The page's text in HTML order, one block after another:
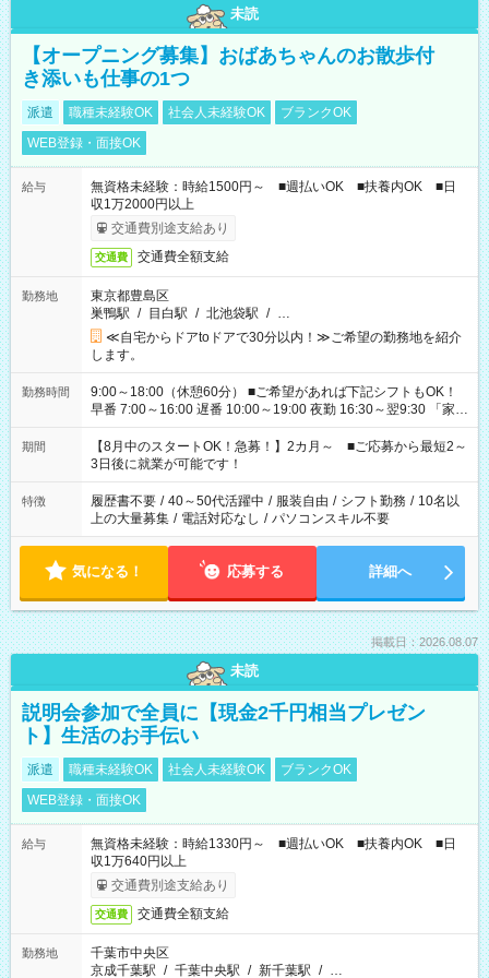
未読
【オープニング募集】おばあちゃんのお散歩付
き添いも仕事の1つ
派遣 職種未経験OK 社会人未経験OK
ブランクOK
WEB登録・面接OK
給与
無資格未経験：時給1500円～ ■週払いOK ■扶養内OK ■日
収1万2000円以上
交通費別途支給あり
交通費 交通費全額支給
勤務地
東京都豊島区
巣鴨駅 / 目白駅 / 北池袋駅 / …
≪自宅からドアtoドアで30分以内！≫ご希望の勤務地を紹介
します。
勤務時間
9:00～18:00（休憩60分） ■ご希望があれば下記シフトもOK！
早番 7:00～16:00 遅番 10:00～19:00 夜勤 16:30～翌9:30 「家族
と休みを合わせたい」 「余裕を持って夕飯の準備がしたい」
「できれば残業はしたくない」 など、ご希望を教えてください
ね。 ※Wワーク希望の方へ 今ご覧のお仕事で希望する勤務時間
と、もう1つのお仕事の勤務時間。 合計で週40時間を超える場
合は応募できません。
期間
【8月中のスタートOK！急募！】2カ月～ ■ご応募から最短2～
3日後に就業が可能です！
特徴 履歴書不要 / 40～50代活躍中 / 服装自由 / シフト勤務 / 10名以
上の大量募集 / 電話対応なし / パソコンスキル不要
気になる！ 応募する 詳細へ
掲載日：2026.08.07
未読
説明会参加で全員に【現金2千円相当プレゼン
ト】生活のお手伝い
派遣 職種未経験OK 社会人未経験OK
ブランクOK
WEB登録・面接OK
給与
無資格未経験：時給1330円～ ■週払いOK ■扶養内OK ■日
収1万640円以上
交通費別途支給あり
交通費 交通費全額支給
勤務地
千葉市中央区
京成千葉駅 / 千葉中央駅 / 新千葉駅 / …